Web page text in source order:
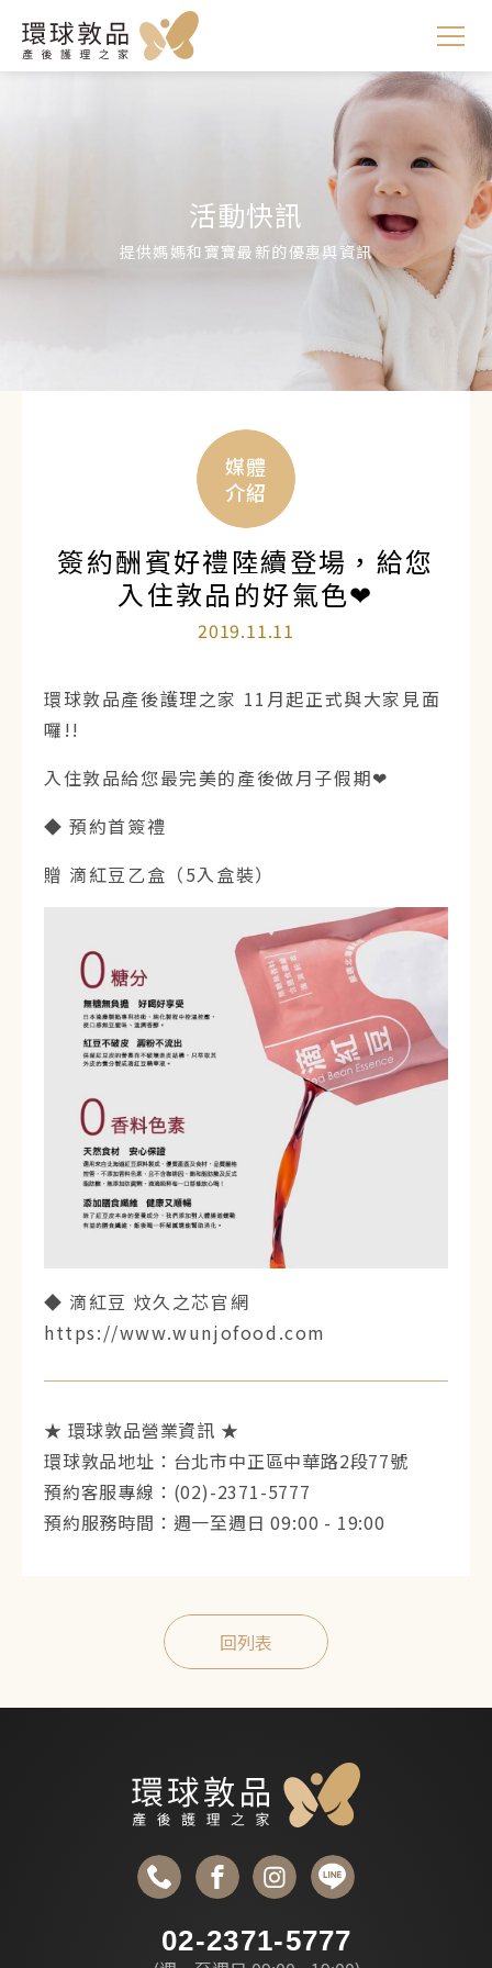
活動快訊
提供媽媽和寶寶最新的優惠與資訊
媒體
介紹
簽約酬賓好禮陸續登場，給您
入住敦品的好氣色❤
2019.11.11
環球敦品產後護理之家 11月起正式與大家見面
囉!!
入住敦品給您最完美的產後做月子假期❤
◆ 預約首簽禮
贈 滴紅豆乙盒（5入盒裝）
◆ 滴紅豆 炆久之芯官網
https://www.wunjofood.com
★ 環球敦品營業資訊 ★
環球敦品地址：台北市中正區中華路2段77號
預約客服專線：(02)-2371-5777
預約服務時間：週一至週日 09:00 - 19:00
回列表
02-2371-5777